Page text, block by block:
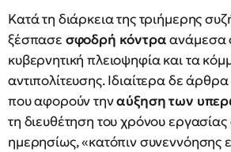
Κατά τη διάρκεια της τριήμερης
ξέσπασε σφοδρή κόντραανάμεσα
κυβερνητική πλειοψηφία και τα
αντιπολίτευσης. Ιδιαίτερα δε
που αφορούν τηναύξηση των
τη διευθέτηση του χρόνου εργασίας
ημερησίως, «κατόπιν συνεννόησης